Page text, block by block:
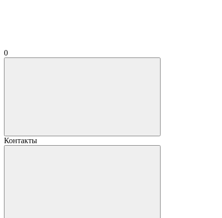
0
Контакты